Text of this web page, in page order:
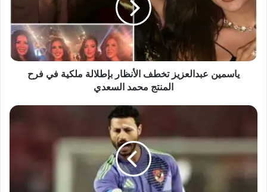
بإطلالة
ملكية
في
فرح
المنتج
ياسمين عبدالعزيز تخطف الأنظار بإطلالة ملكية في فرح
المنتج محمد السعدي
رسمياً
عقوبة
جاهزيته